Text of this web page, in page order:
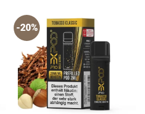
-20%